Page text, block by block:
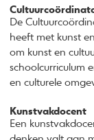
De
heeft met kunst
om kunst en
schoolcurriculum
en culturele
Kunstvakdocent
Een